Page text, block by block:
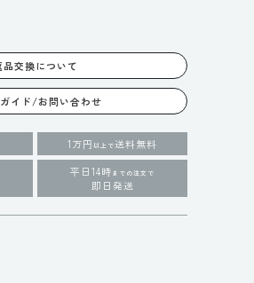
品交換について
イド/お問い合わせ
1万円 以上で送料無料
平日14時 までの注文で
即日発送